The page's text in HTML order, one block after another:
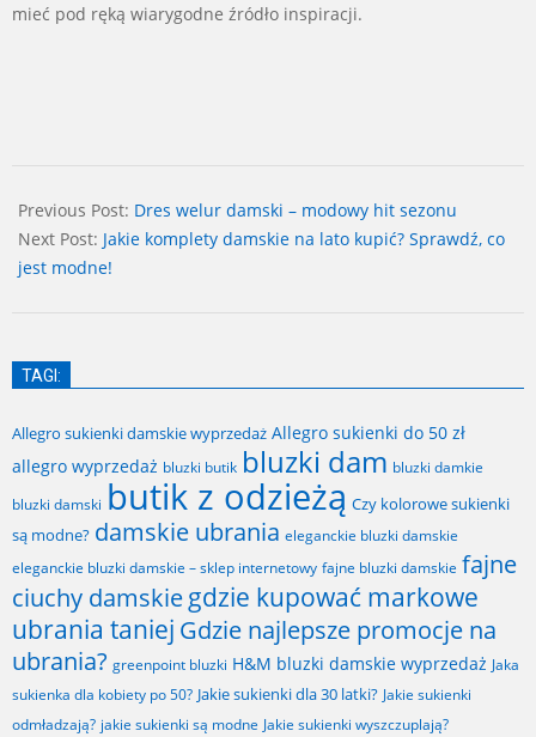
mieć pod ręką wiarygodne źródło inspiracji.
01-
15
Previous Post: Dres welur damski – modowy hit sezonu
Next Post: Jakie komplety damskie na lato kupić? Sprawdź, co
jest modne!
TAGI:
Allegro sukienki damskie wyprzedaż Allegro sukienki do 50 zł
allegro wyprzedaż bluzki butik bluzki dam bluzki damkie
bluzki damski butik z odzieżą Czy kolorowe sukienki
są modne? damskie ubrania eleganckie bluzki damskie
eleganckie bluzki damskie – sklep internetowy fajne bluzki damskie fajne
ciuchy damskiegdzie kupować markowe
ubrania taniej Gdzie najlepsze promocje na
ubrania? greenpoint bluzki H&M bluzki damskie wyprzedaż Jaka
sukienka dla kobiety po 50? Jakie sukienki dla 30 latki? Jakie sukienki
odmładzają? jakie sukienki są modne Jakie sukienki wyszczuplają?